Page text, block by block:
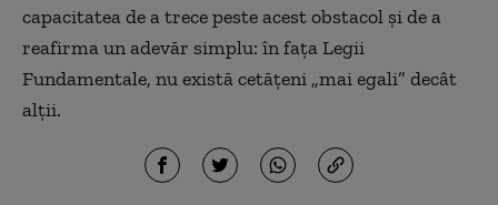
capacitatea de a trece peste acest obstacol și de a
reafirma un adevăr simplu: în fața Legii
Fundamentale, nu există cetățeni „mai egali” decât
alții.